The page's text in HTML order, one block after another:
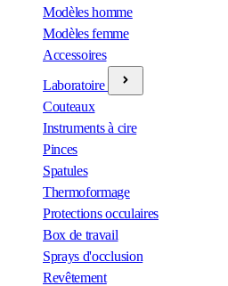
Modèles homme
Modèles femme
Accessoires
Laboratoire
Couteaux
Instruments à cire
Pinces
Spatules
Thermoformage
Protections occulaires
Box de travail
Sprays d'occlusion
Revêtement